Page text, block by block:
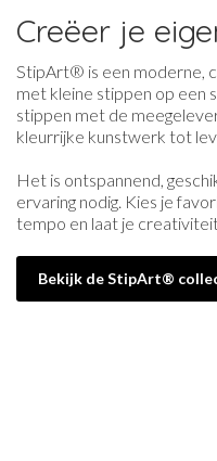
Creëer je
StipArt® is een moderne,
met kleine stippen op een
stippen met de
kleurrijke kunstwerk tot
Het is ontspannend,
ervaring nodig. Kies je
tempo en laat je
Bekijk de StipArt®